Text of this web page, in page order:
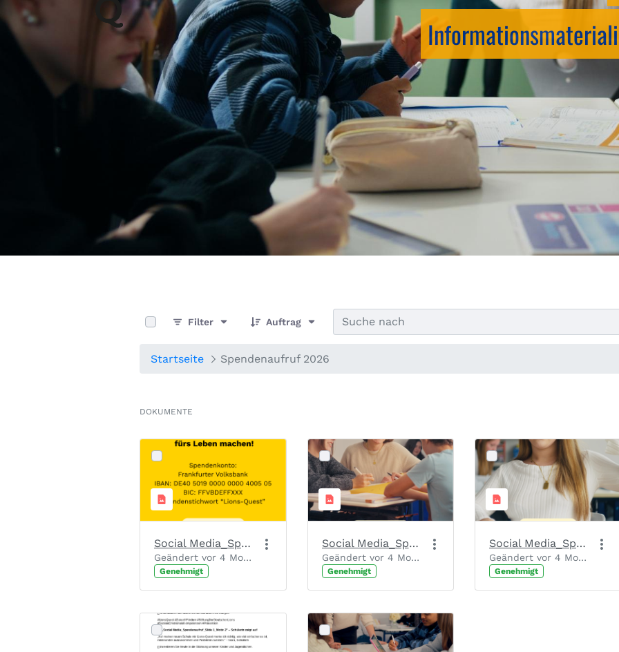
Filter
Auftrag
Startseite Spendenaufruf 2026
DOKUMENTE
Social Media_Spendenaufruf_Slide 2
Geändert vor 4 Monaten von Chantal Josten.
Genehmigt
Social Media_Spendenaufruf_Slide 1_Motiv 3
Geändert vor 4 Monaten von Chantal Josten.
Genehmigt
Social Media_Spendenaufruf_Slide 1_Motiv 2
Geändert vor 4 Monaten von Chantal Josten.
Genehmigt